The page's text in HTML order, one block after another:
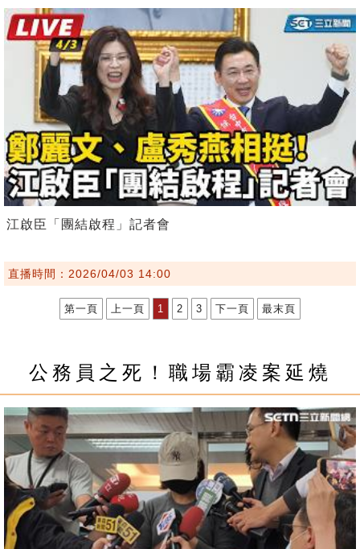
江啟臣「團結啟程」記者會
直播時間：2026/04/03 14:00
第一頁 上一頁 1 2 3 下一頁 最末頁
公務員之死！職場霸凌案延燒